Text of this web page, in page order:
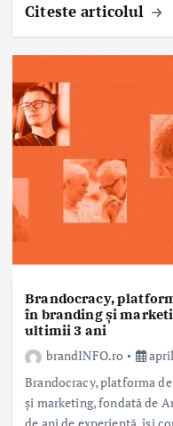
Citeste articolul
Brandocracy,
în branding și
ultimii 3 ani
brandINFO.ro
Brandocracy, platforma
și marketing, fondată de